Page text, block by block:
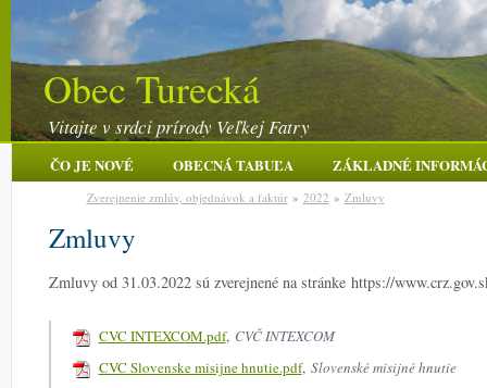
Obec Turecká
Vitajte v srdci prírody Veľkej Fatry
ČO JE NOVÉ OBECNÁ TABUĽA ZÁKLADNÉ
Zmluvy
Zverejnenie zmlúv, objednávok a faktúr» 2022 » Zmluvy
Zmluvy od 31.03.2022 sú zverejnené na stránke https://
CVC INTEXCOM.pdf, CVČ INTEXCOM
CVC Slovenske misijne hnutie.pdf, Slovenské misijné hnutie